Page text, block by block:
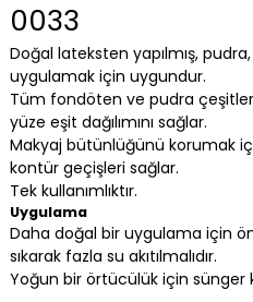
0033
Doğal lateksten yapılmış,
uygulamak için uygundur.
Tüm fondöten ve pudra
yüze eşit dağılımını sağlar.
Makyaj bütünlüğünü korumak
kontür geçişleri sağlar.
Tek kullanımlıktır.
Uygulama
Daha doğal bir uygulama için
sıkarak fazla su akıtılmalıdır.
Yoğun bir örtücülük için sünger